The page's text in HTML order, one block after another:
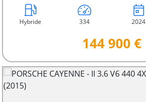
Hybride 334 2024
144 900 €